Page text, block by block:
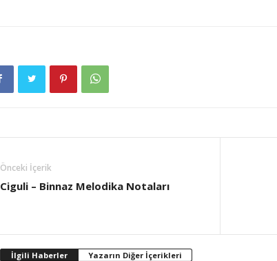
Önceki İçerik
Ciguli – Binnaz Melodika Notaları
İlgili Haberler Yazarın Diğer İçerikleri